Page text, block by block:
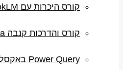
קורס היכרות עם NotbookLM
קורס והדרכות קנבה Canva
Power Query באקסל